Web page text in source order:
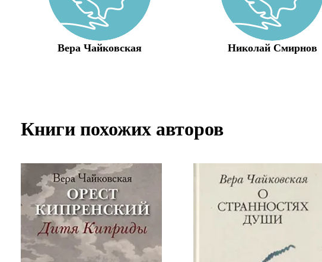
Вера Чайковская Николай Смирнов
Книги похожих авторов